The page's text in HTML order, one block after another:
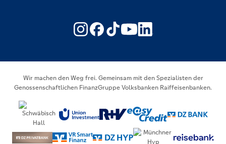
https://www.youtube.com/
https://
Wir machen den Weg frei. Gemeinsam mit den Spezialisten der
Genossenschaftlichen FinanzGruppe Volksbanken Raiffeisenbanken.